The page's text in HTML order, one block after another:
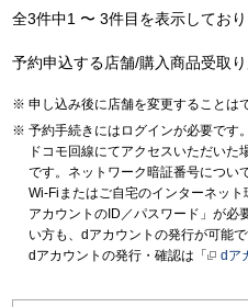
全3件中1 〜 3件目を表示してお
予約申込する店舗/購入商品受取
申し込み後に店舗を変更することは
予約手続きにはログインが必要です。
ドコモ回線にてアクセスいただい
です。ネットワーク暗証番号につい
Wi-Fiまたはご自宅のインターネッ
アカウントのID／パスワード」が必
い方も、dアカウントの発行が可能で
dアカウントの発行・確認は「
dア